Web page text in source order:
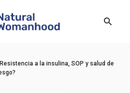
Resistencia a la insulina, SOP y salud de